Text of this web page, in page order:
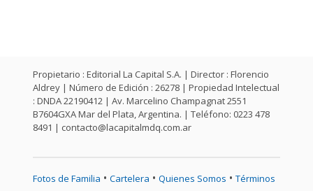
Propietario : Editorial La Capital S.A. | Director : Florencio
Aldrey | Número de Edición : 26278 | Propiedad Intelectual
: DNDA 22190412 | Av. Marcelino Champagnat 2551
B7604GXA Mar del Plata, Argentina. | Teléfono: 0223 478
8491 | contacto@lacapitalmdq.com.ar
Fotos de Familia • Cartelera • Quienes Somos • Términos